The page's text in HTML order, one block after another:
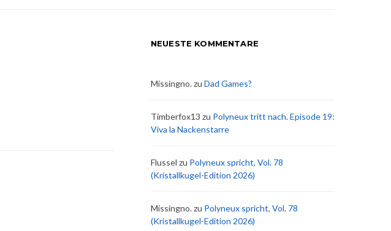
NEUESTE KOMMENTARE
Missingno.zu Dad Games?
Timberfox13 zu Polyneux tritt nach. Episode 19:
Viva la Nackenstarre
Flussel zu Polyneux spricht, Vol. 78
(Kristallkugel-Edition 2026)
Missingno.zu Polyneux spricht, Vol. 78
(Kristallkugel-Edition 2026)